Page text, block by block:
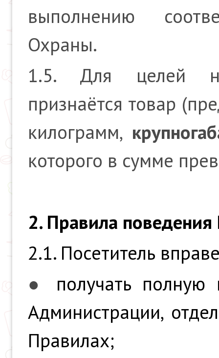
выполнению
Охраны.
1.5. Для целей
признаётся товар
килограмм,
которого в сумме
2. Правила
2.1. Посетитель
● получать
Администрации,
Правилах;